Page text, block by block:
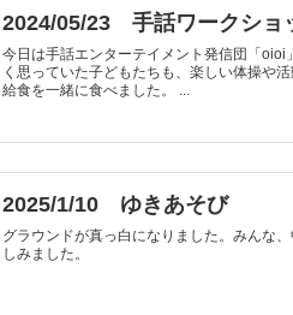
2024/05/23 手話ワークショ
今日は手話エンターテイメント発信団「
く思っていた子どもたちも、楽しい体操や
2025/1/10 ゆきあそび
グラウンドが真っ白になりました。みんな
しみました。